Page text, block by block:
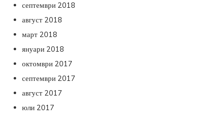
септември 2018
август 2018
март 2018
януари 2018
октомври 2017
септември 2017
август 2017
юли 2017